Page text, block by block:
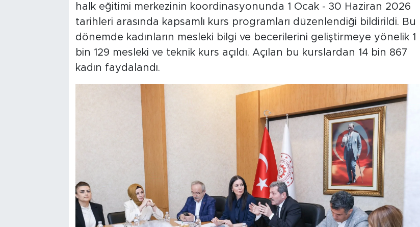
halk eğitimi merkezinin koordinasyonunda 1 Ocak - 30 Haziran 2026
tarihleri arasında kapsamlı kurs programları düzenlendiği bildirildi. Bu
dönemde kadınların mesleki bilgi ve becerilerini geliştirmeye yönelik 1
bin 129 mesleki ve teknik kurs açıldı. Açılan bu kurslardan 14 bin 867
kadın faydalandı.